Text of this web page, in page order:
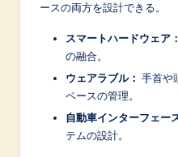
ースの両方を設計できる。
スマートハードウェア：
の融合。
ウェアラブル： 手首や
ペースの管理。
自動車インターフェー
テムの設計。